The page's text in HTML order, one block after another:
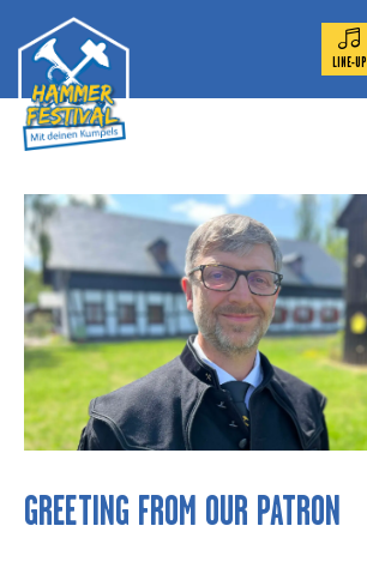
LINE-UP
ORCHESTRAS 2024
NEWS
APP
NEWS
GREETING FROM OUR PATRON